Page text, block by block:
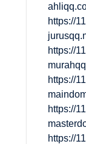
https://
https://
https://
https://
https://